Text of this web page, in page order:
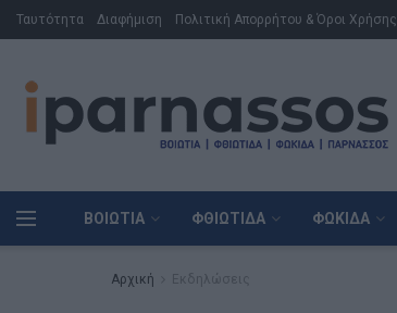
Ταυτότητα Διαφήμιση Πολιτική Απορρήτου & Όροι Χρήσης
ΒΟΙΩΤΊΑ ΦΘΙΏΤΙΔΑ ΦΩΚΊΔΑ
Αρχική Εκδηλώσεις